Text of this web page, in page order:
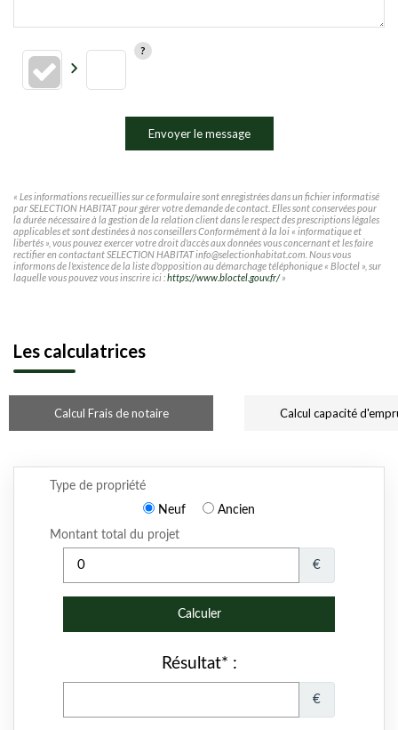
Envoyer le message
« Les informations recueillies sur ce formulaire sont enregistrées dans un fichier informatisé
par SELECTION HABITAT pour gérer votre demande de contact. Elles sont conservées pour
la durée nécessaire à la gestion de la relation client dans le respect des prescriptions légales
applicables et sont destinées à nos conseillers Conformément à la loi « informatique et
libertés », vous pouvez exercer votre droit d'accès aux données vous concernant et les faire
rectifier en contactant SELECTION HABITAT info@selectionhabitat.com. Nous vous
informons de l'existence de la liste d'opposition au démarchage téléphonique « Bloctel », sur
laquelle vous pouvez vous inscrire ici :https://www.bloctel.gouv.fr/»
Les calculatrices
Calcul Frais de notaire Calcul capacité